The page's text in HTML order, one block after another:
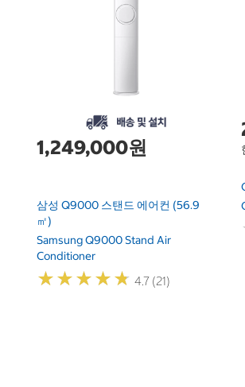
1,249,000원
삼성 Q9000 스탠드 에어컨 (56.9
㎡)
Samsung Q9000 Stand Air
Conditioner
★★★★★
★★★★★ 4.7 (21)